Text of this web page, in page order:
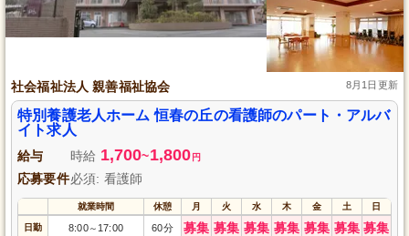
社会福祉法人 親善福祉協会 8月1日更新
特別養護老人ホーム 恒春の丘の看護師のパート・アルバ
イト求人
給与 時給 1,700~1,800 円
応募要件必須: 看護師
就業時間 休憩 月 火 水 木 金 土 日
日勤 8:00～ 17:00 60分 募集 募集 募集 募集 募集 募集 募集